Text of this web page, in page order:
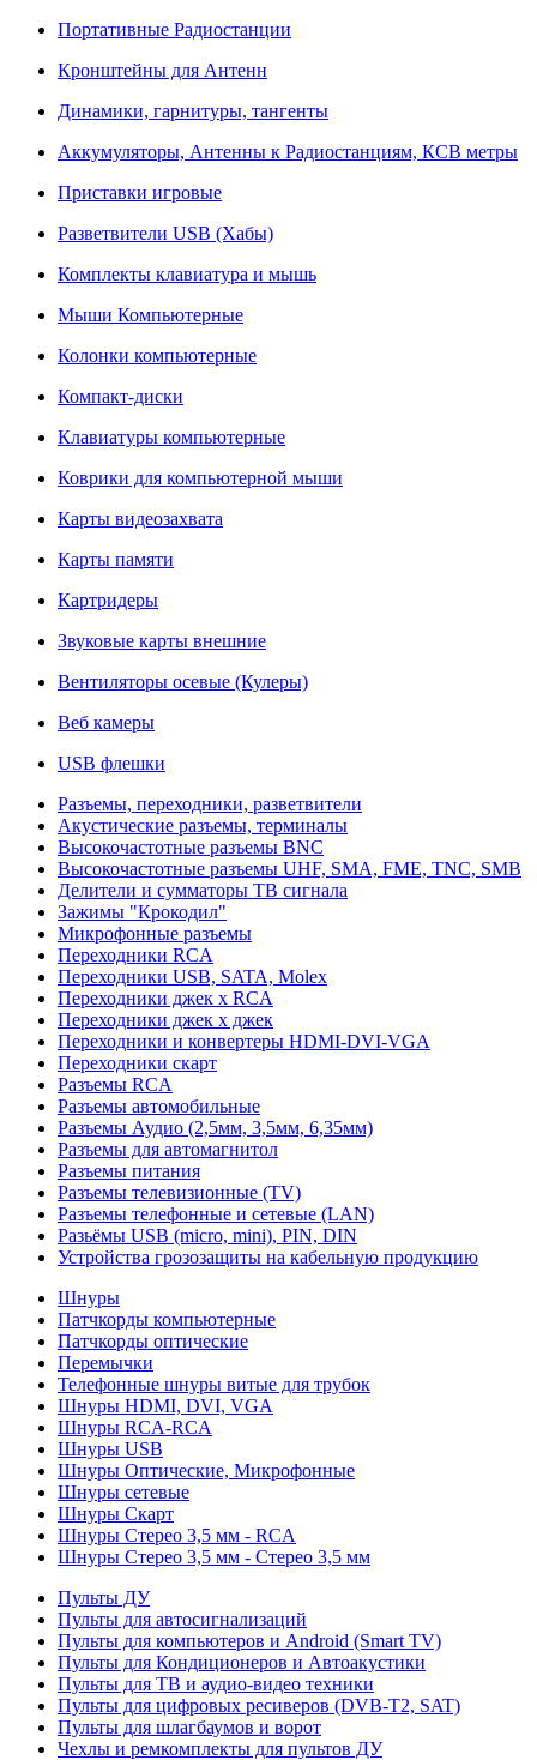
Портативные Радиостанции
Кронштейны для Антенн
Динамики, гарнитуры, тангенты
Аккумуляторы, Антенны к Радиостанциям, КСВ метры
Приставки игровые
Разветвители USB (Хабы)
Комплекты клавиатура и мышь
Мыши Компьютерные
Колонки компьютерные
Компакт-диски
Клавиатуры компьютерные
Коврики для компьютерной мыши
Карты видеозахвата
Карты памяти
Картридеры
Звуковые карты внешние
Вентиляторы осевые (Кулеры)
Веб камеры
USB флешки
Разъемы, переходники, разветвители
Акустические разъемы, терминалы
Высокочастотные разъемы BNC
Высокочастотные разъемы UHF, SMA, FME, TNC, SMB
Делители и сумматоры ТВ сигнала
Зажимы "Крокодил"
Микрофонные разъемы
Переходники RCA
Переходники USB, SATA, Molex
Переходники джек х RCA
Переходники джек х джек
Переходники и конвертеры HDMI-DVI-VGA
Переходники скарт
Разъемы RCA
Разъемы автомобильные
Разъемы Аудио (2,5мм, 3,5мм, 6,35мм)
Разъемы для автомагнитол
Разъемы питания
Разъемы телевизионные (TV)
Разъемы телефонные и сетевые (LAN)
Разьёмы USB (micro, mini), PIN, DIN
Устройства грозозащиты на кабельную продукцию
Шнуры
Патчкорды компьютерные
Патчкорды оптические
Перемычки
Телефонные шнуры витые для трубок
Шнуры HDMI, DVI, VGA
Шнуры RCA-RCA
Шнуры USB
Шнуры Оптические, Микрофонные
Шнуры сетевые
Шнуры Скарт
Шнуры Стерео 3,5 мм - RCA
Шнуры Стерео 3,5 мм - Стерео 3,5 мм
Пульты ДУ
Пульты для автосигнализаций
Пульты для компьютеров и Android (Smart TV)
Пульты для Кондиционеров и Автоакустики
Пульты для ТВ и аудио-видео техники
Пульты для цифровых ресиверов (DVB-T2, SAT)
Пульты для шлагбаумов и ворот
Чехлы и ремкомплекты для пультов ДУ